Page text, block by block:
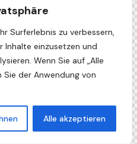
Surferlebnis zu verbessern,
Inhalte einzusetzen und
Wenn Sie auf „Alle
Sie der Anwendung von
Alle akzeptieren